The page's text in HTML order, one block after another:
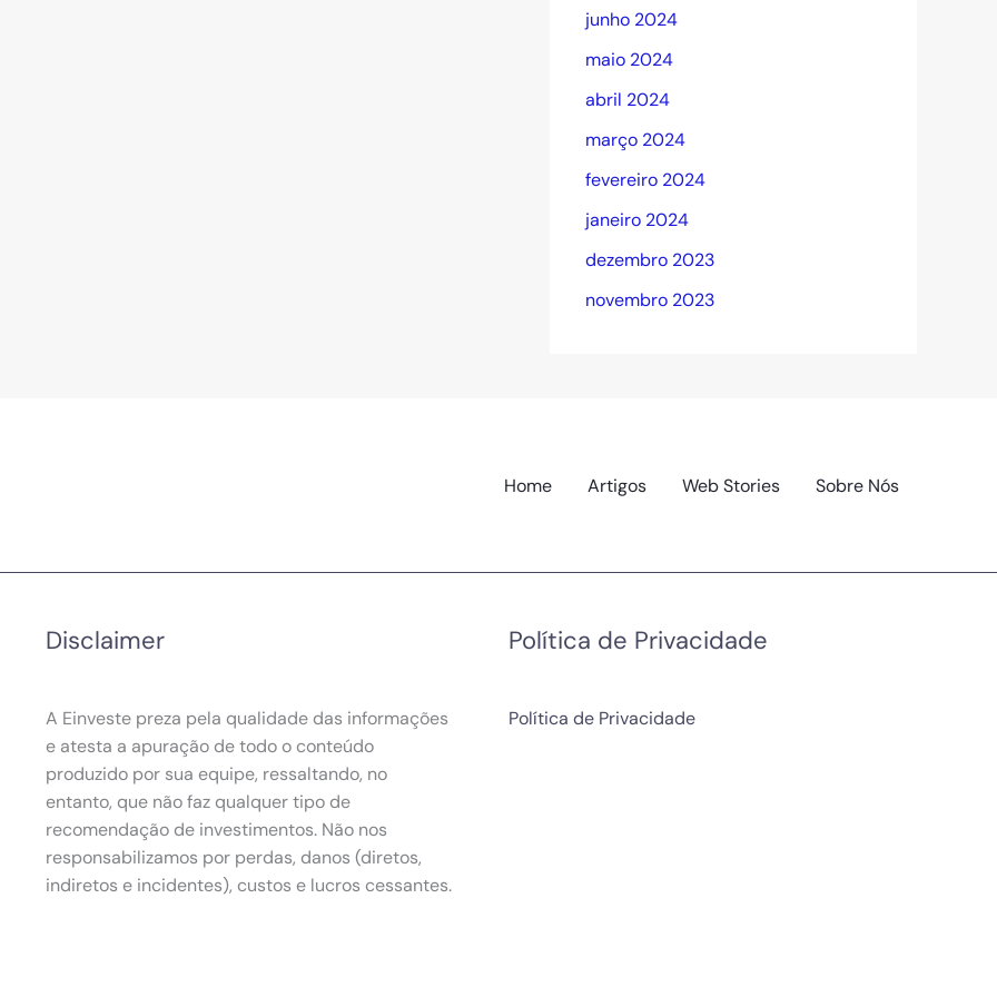
junho 2024
maio 2024
abril 2024
março 2024
fevereiro 2024
janeiro 2024
dezembro 2023
novembro 2023
Home Artigos Web Stories Sobre Nós
Disclaimer
A Einveste preza pela qualidade das informações
e atesta a apuração de todo o conteúdo
produzido por sua equipe, ressaltando, no
entanto, que não faz qualquer tipo de
recomendação de investimentos. Não nos
responsabilizamos por perdas, danos (diretos,
indiretos e incidentes), custos e lucros cessantes.
Política de Privacidade
Política de Privacidade